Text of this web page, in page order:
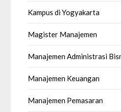
Kampus di Yogyakarta
Magister Manajemen
Manajemen Administrasi
Manajemen Keuangan
Manajemen Pemasaran